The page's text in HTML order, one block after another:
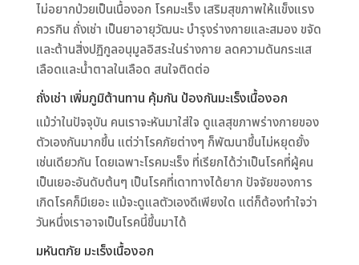
ไม่อยากป่วยเป็นเนื้องอก โรคมะเร็ง เสริมสุขภาพให้แข็งแรง
ควรกิน ถั่งเช่า เป็นยาอายุวัฒนะ บำรุงร่างกายและสมอง ขจัด
และต้านสิ่งปฏิกูลอนุมูลอิสระในร่างกาย ลดความดันกระเเส
เลือดและน้ำตาลในเลือด สนใจติดต่อ
ถั่งเช่า เพิ่มภูมิต้านทาน คุ้มกัน ป้องกันมะเร็งเนื้องอก
แม้ว่าในปัจจุบัน คนเราจะหันมาใส่ใจ ดูแลสุขภาพร่างกายของ
ตัวเองกันมากขึ้น แต่ว่าโรคภัยต่างๆ ก็พัฒนาขึ้นไม่หยุดยั้ง
เช่นเดียวกัน โดยเฉพาะโรคมะเร็ง ที่เรียกได้ว่าเป็นโรคที่ผู้คน
เป็นเยอะอันดับต้นๆ เป็นโรคที่เดาทางได้ยาก ปัจจัยของการ
เกิดโรคก็มีเยอะ แม้จะดูแลตัวเองดีเพียงใด แต่ก็ต้องทำใจว่า
วันหนึ่งเราอาจเป็นโรคนี้ขึ้นมาได้
มหันตภัย มะเร็งเนื้องอก